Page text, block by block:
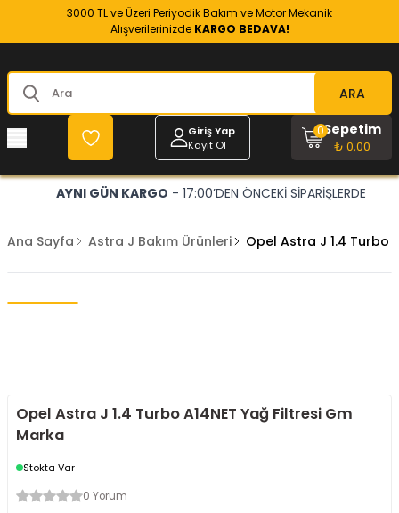
3000 TL ve Üzeri Periyodik Bakım ve Motor Mekanik
Alışverilerinizde KARGO BEDAVA!
ARA
Giriş Yap
Kayıt Ol
Sepetim
₺ 0,00
0
AYNI GÜN KARGO - 17:00’DEN ÖNCEKİ SİPARİŞLERDE
Ana Sayfa Astra J Bakım Ürünleri Opel Astra J 1.4 Turbo
Opel Astra J 1.4 Turbo A14NET Yağ Filtresi Gm
Marka
Stokta Var
0 Yorum